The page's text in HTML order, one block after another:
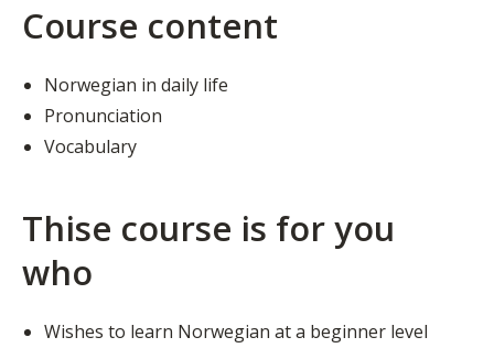
Course content
Norwegian in daily life
Pronunciation
Vocabulary
Thise course is for you
who
Wishes to learn Norwegian at a beginner level